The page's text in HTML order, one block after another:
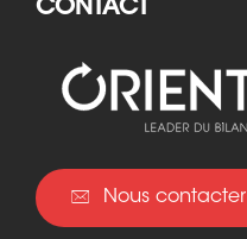
CONTACT
Nous contacter